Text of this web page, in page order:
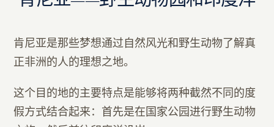
肯尼亚是那些梦想通过自然风光和野生动物了解真
正非洲的人的理想之地。
这个目的地的主要特点是能够将两种截然不同的度
假方式结合起来：首先是在国家公园进行野生动物